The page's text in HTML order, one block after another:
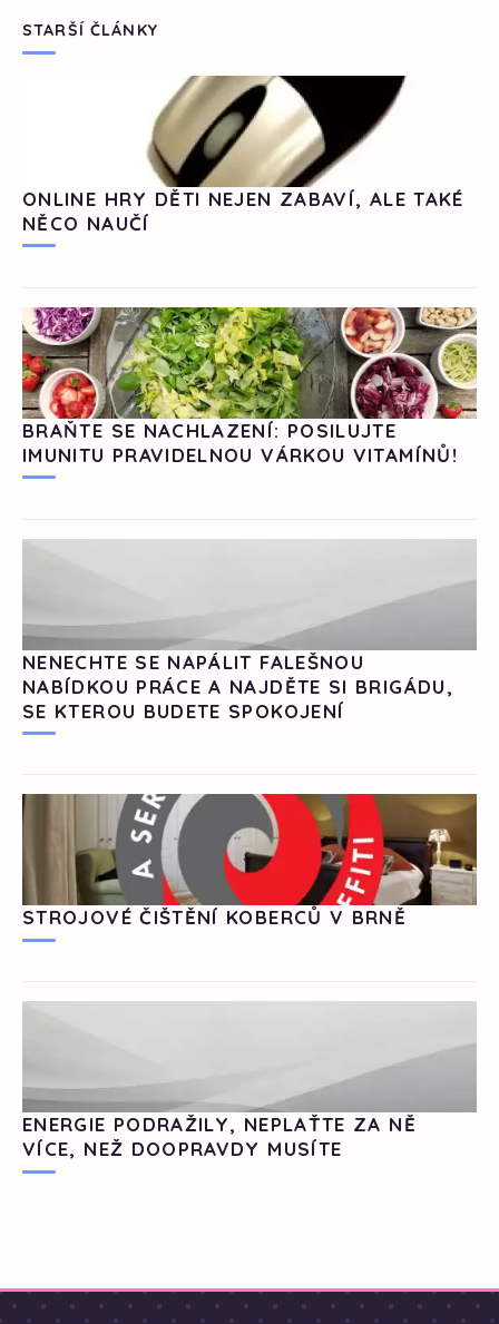
STARŠÍ ČLÁNKY
ONLINE HRY DĚTI NEJEN ZABAVÍ, ALE TAKÉ
NĚCO NAUČÍ
BRAŇTE SE NACHLAZENÍ: POSILUJTE
IMUNITU PRAVIDELNOU VÁRKOU VITAMÍNŮ!
NENECHTE SE NAPÁLIT FALEŠNOU
NABÍDKOU PRÁCE A NAJDĚTE SI BRIGÁDU,
SE KTEROU BUDETE SPOKOJENÍ
STROJOVÉ ČIŠTĚNÍ KOBERCŮ V BRNĚ
ENERGIE PODRAŽILY, NEPLAŤTE ZA NĚ
VÍCE, NEŽ DOOPRAVDY MUSÍTE